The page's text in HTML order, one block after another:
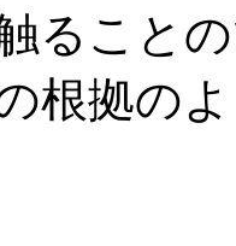
ること
根拠の